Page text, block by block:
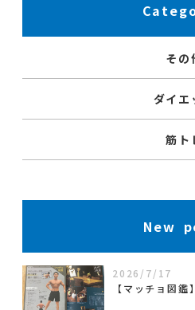
その
ダイエ
筋ト
New
2026/7/17
【マッチョ図鑑】